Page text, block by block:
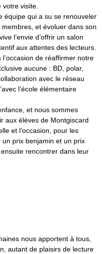
visite.
équipe qui a su se renouveler
et évoluer dans son
l’envie d’offrir un salon
aux attentes des lecteurs.
de réaffirmer notre
aucune : BD, polar,
avec le réseau
l’école élémentaire
et nous sommes
aux élèves de Montgiscard
et l’occasion, pour les
un prix benjamin et un prix
rencontrer dans leur
nous apportent à tous,
autant de plaisirs de lecture